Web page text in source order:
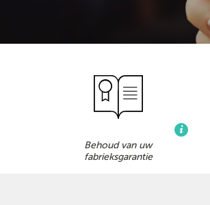
Behoud van uw
fabrieksgarantie